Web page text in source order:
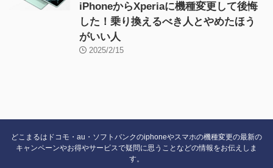
iPhoneからXperiaに機種変更して後悔
した！乗り換えるべき人とやめたほう
がいい人
2025/2/15
どこまるはドコモ・au・ソフトバンクのiphoneやスマホの機種変更の最新の
キャンペーンやお得やサービスで疑問に思うことなどの情報をお伝えしま
す。